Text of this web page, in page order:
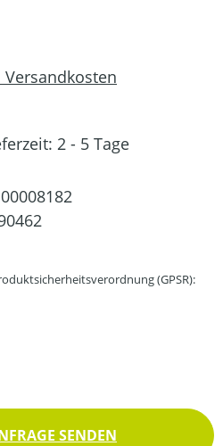
Versandkosten
2 - 5 Tage
(GPSR):
SENDEN